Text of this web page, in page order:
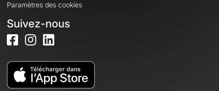
Paramètres des cookies
Suivez-nous